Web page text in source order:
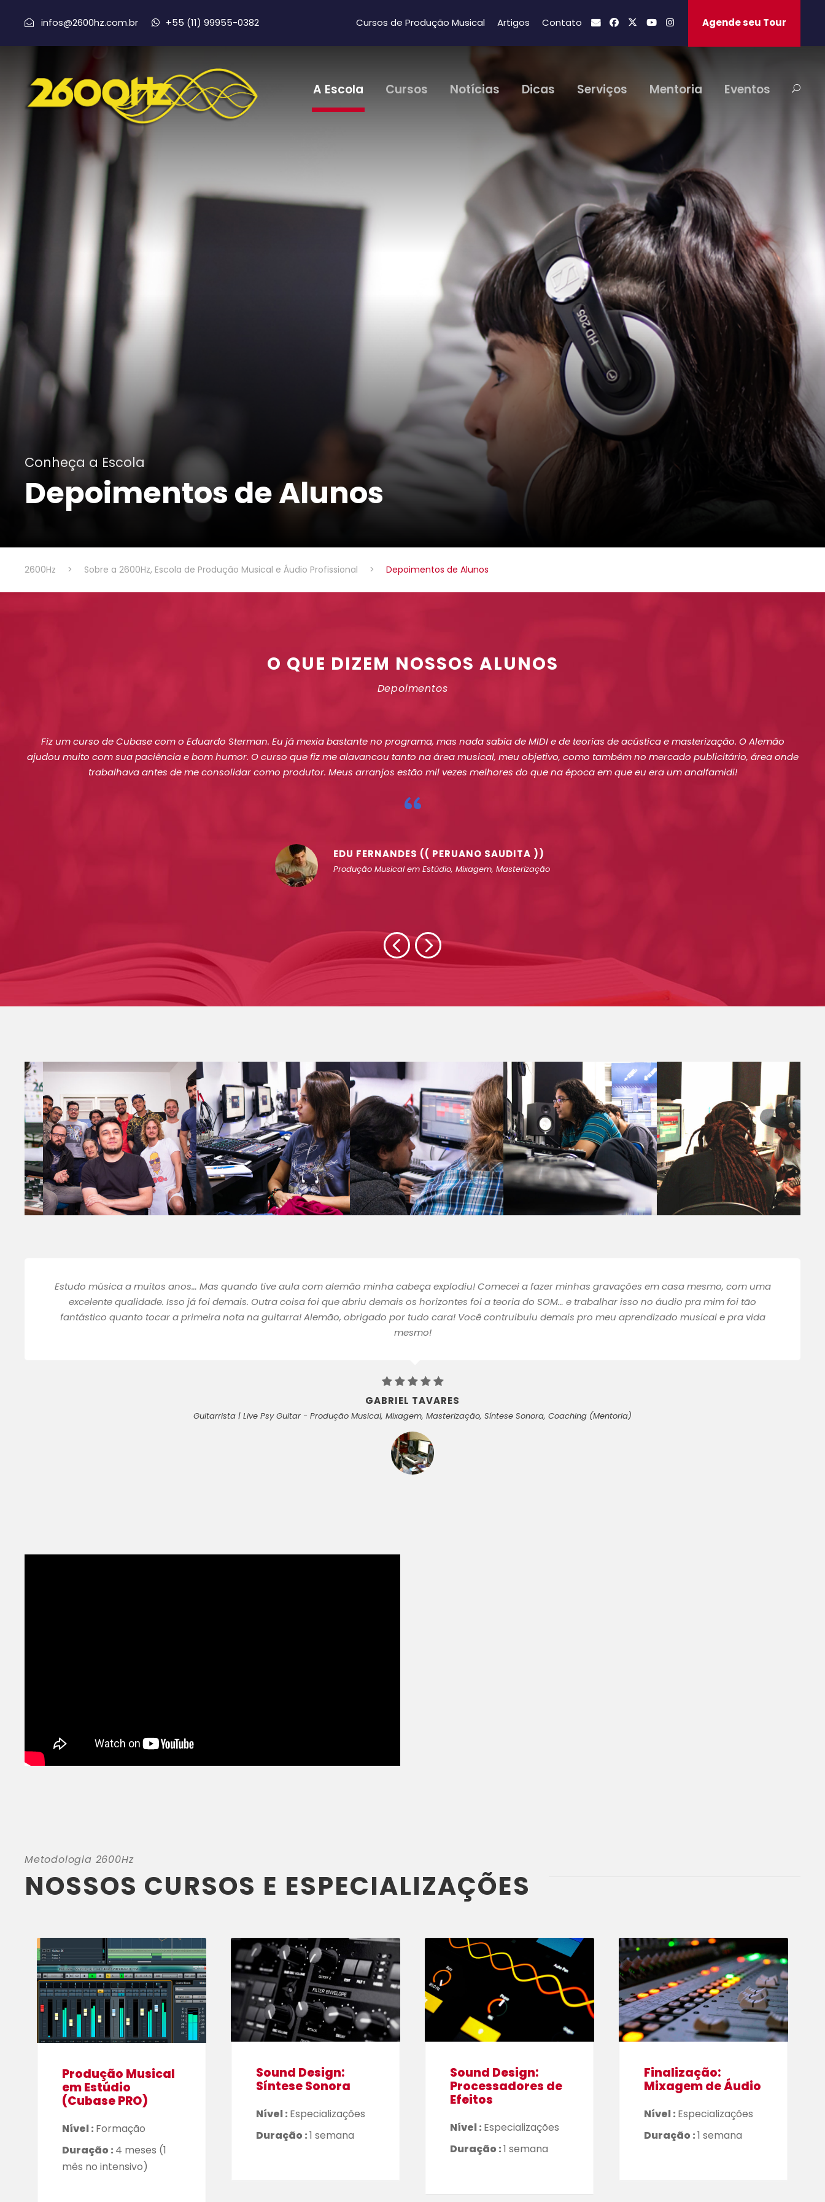
infos@2600hz.com.br +55 (11) 99955-0382 Cursos de Produção Musical Artigos Contato Agende seu Tour
A Escola Cursos Notícias Dicas Serviços Mentoria Eventos
Conheça a Escola
Depoimentos de Alunos
2600Hz > Sobre a 2600Hz, Escola de Produção Musical e Áudio Profissional > Depoimentos de Alunos
O QUE DIZEM NOSSOS ALUNOS
Depoimentos
Fiz um curso de Cubase com o Eduardo Sterman. Eu já mexia bastante no programa, mas nada sabia de MIDI e de teorias de acústica e masterização. O Alemão
ajudou muito com sua paciência e bom humor. O curso que fiz me alavancou tanto na área musical, meu objetivo, como também no mercado publicitário, área onde
trabalhava antes de me consolidar como produtor. Meus arranjos estão mil vezes melhores do que na época em que eu era um analfamidi!
“
EDU FERNANDES (( PERUANO SAUDITA ))
Produção Musical em Estúdio, Mixagem, Masterização
Estudo música a muitos anos… Mas quando tive aula com alemão minha cabeça explodiu! Comecei a fazer minhas gravações em casa mesmo, com uma
excelente qualidade. Isso já foi demais. Outra coisa foi que abriu demais os horizontes foi a teoria do SOM… e trabalhar isso no áudio pra mim foi tão
fantástico quanto tocar a primeira nota na guitarra! Alemão, obrigado por tudo cara! Você contruibuiu demais pro meu aprendizado musical e pra vida
mesmo!
GABRIEL TAVARES
Guitarrista | Live Psy Guitar - Produção Musical, Mixagem, Masterização, Síntese Sonora, Coaching (Mentoria)
Metodologia 2600Hz
NOSSOS CURSOS E ESPECIALIZAÇÕES
Produção Musical
em Estúdio
(Cubase PRO)
Nível : Formação
Duração : 4 meses (1
mês no intensivo)
Sound Design:
Síntese Sonora
Nível : Especializações
Duração :1 semana
Sound Design:
Processadores de
Efeitos
Nível : Especializações
Duração :1 semana
Finalização:
Mixagem de Áudio
Nível : Especializações
Duração :1 semana